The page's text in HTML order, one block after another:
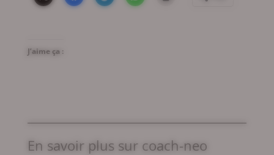
J’aime ça :
En savoir plus sur coach-neo